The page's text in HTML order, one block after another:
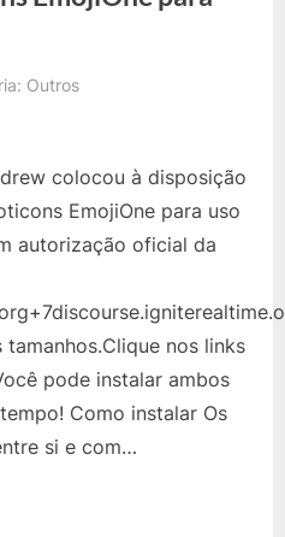
Outros
colocou à disposição
EmojiOne para uso
autorização oficial da
nos links
pode instalar ambos
Como instalar Os
si e com…